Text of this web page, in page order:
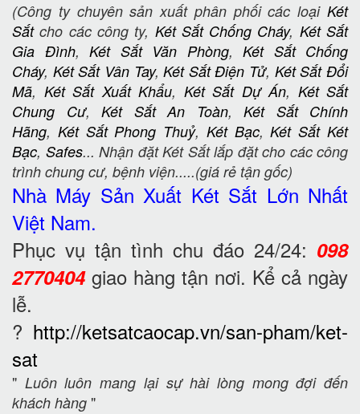
(Công ty chuyên sản xuất phân phối các loại Két
Sắtcho các công ty, Két Sắt Chống Cháy, Két Sắt
Gia Đình, Két Sắt Văn Phòng, Két Sắt Chống
Cháy, Két Sắt Vân Tay,Két Sắt Điện Tử, Két Sắt Đổi
Mã, Két Sắt Xuất Khẩu, Két Sắt Dự Án, Két Sắt
Chung Cư, Két Sắt An Toàn, Két Sắt Chính
Hãng, Két Sắt Phong Thuỷ, Két Bạc,Két Sắt Két
Bạc, Safes... Nhận đặt Két Sắt lắp đặt cho các công
trình chung cư, bệnh viện.....(giá rẻ tận gốc)
Nhà Máy Sản Xuất Két Sắt Lớn Nhất
Việt Nam.
Phục vụ tận tình chu đáo 24/24: 098
2770404giao hàng tận nơi. Kể cả ngày
lễ.
? http://ketsatcaocap.vn/san-pham/ket-
sat
" Luôn luôn mang lại sự hài lòng mong đợi đến
khách hàng "